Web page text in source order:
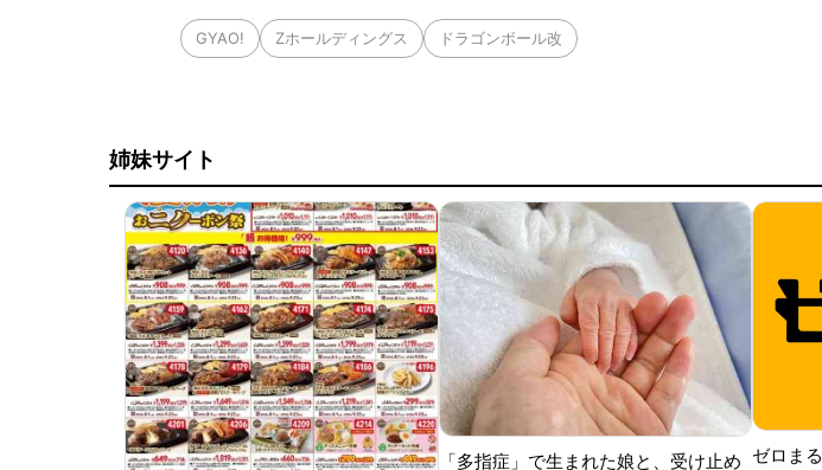
GYAO! Zホールディングス ドラゴンボール改
姉妹サイト
「多指症」で生まれた娘と、受け止め ゼロまる